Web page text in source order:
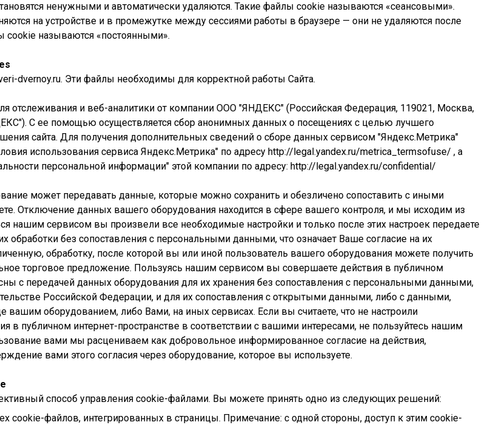
ненужными и автоматически удаляются. Такие файлы cookie называются «сеансовыми».
на устройстве и в промежутке между сессиями работы в браузере — они не удаляются после
cookie называются «постоянными».
dvernoy.ru. Эти файлы необходимы для корректной работы Сайта.
отслеживания и веб-аналитики от компании ООО "ЯНДЕКС" (Российская Федерация, 119021, Москва,
С ее помощью осуществляется сбор анонимных данных о посещениях с целью лучшего
сайта. Для получения дополнительных сведений о сборе данных сервисом "Яндекс.Метрика"
использования сервиса Яндекс.Метрика" по адресу http://legal.yandex.ru/metrica_termsofuse/ , а
персональной информации" этой компании по адресу: http://legal.yandex.ru/confidential/
может передавать данные, которые можно сохранить и обезличено сопоставить с иными
Отключение данных вашего оборудования находится в сфере вашего контроля, и мы исходим из
нашим сервисом вы произвели все необходимые настройки и только после этих настроек передаете
обработки без сопоставления с персональными данными, что означает Ваше согласие на их
обработку, после которой вы или иной пользователь вашего оборудования можете получить
торговое предложение. Пользуясь нашим сервисом вы совершаете действия в публичном
с передачей данных оборудования для их хранения без сопоставления с персональными данными,
Российской Федерации, и для их сопоставления с открытыми данными, либо с данными,
оборудованием, либо Вами, на иных сервисах. Если вы считаете, что не настроили
в публичном интернет-пространстве в соответствии с вашими интересами, не пользуйтесь нашим
вами мы расцениваем как добровольное информированное согласие на действия,
вами этого согласия через оборудование, которое вы используете.
способ управления cookie-файлами. Вы можете принять одно из следующих решений:
cookie-файлов, интегрированных в страницы. Примечание: с одной стороны, доступ к этим cookie-